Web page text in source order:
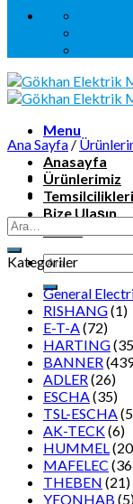
Menu
Anasayfa
Ürünlerimiz
Bize Ulaşın
Ana Sayfa /
Kategoriler
General
RISHANG(1)
E-T-A(72)
HARTING
BANNER
ADLER(26)
ESCHA(35)
TSL-ESCHA
AK-TECK(6)
HUMMEL
MAFELEC
THEBEN (21)
YEONHAB